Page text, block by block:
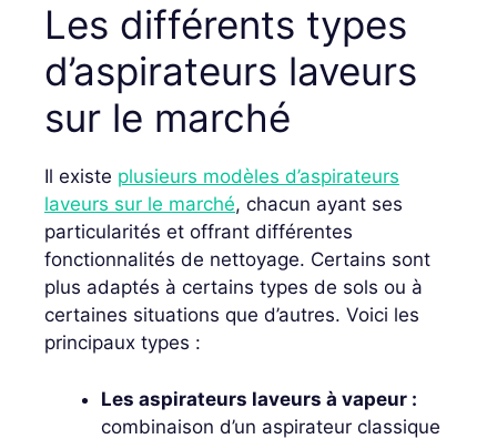
Les différents types
d’aspirateurs laveurs
sur le marché
Il existe plusieurs modèles d’aspirateurs
laveurs sur le marché, chacun ayant ses
particularités et offrant différentes
fonctionnalités de nettoyage. Certains sont
plus adaptés à certains types de sols ou à
certaines situations que d’autres. Voici les
principaux types :
Les aspirateurs laveurs à vapeur :
combinaison d’un aspirateur classique